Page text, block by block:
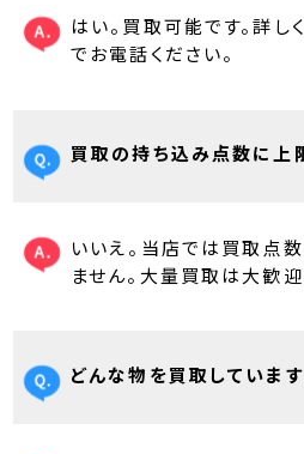
はい。買取可能です。詳
でお電話ください。
買取の持ち込み点数に上
いいえ。当店では買取点
ません。大量買取は大歓迎
どんな物を買取しています